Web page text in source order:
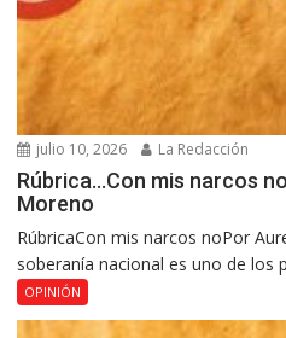
julio 10, 2026 La Redacción
Rúbrica…Con mis narcos
Moreno
RúbricaCon mis narcos noPor
soberanía nacional es uno de los
OPINIÓN